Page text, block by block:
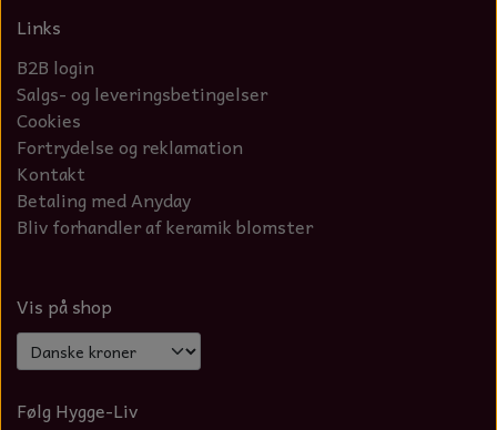
Links
B2B login
Salgs- og leveringsbetingelser
Cookies
Fortrydelse og reklamation
Kontakt
Betaling med Anyday
Bliv forhandler af keramik blomster
Vis på shop
Følg Hygge-Liv